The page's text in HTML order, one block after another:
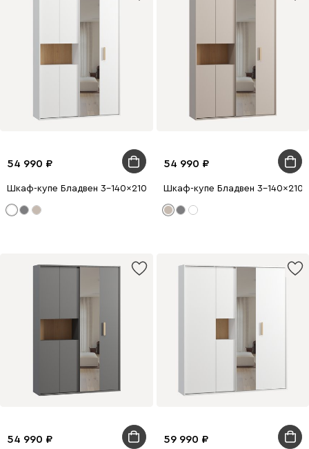
54 990
Шкаф-купе Бладвен 3-140x210 Белый
54 990
Шкаф-купе Бладвен 3-140x210
54 990 59 990